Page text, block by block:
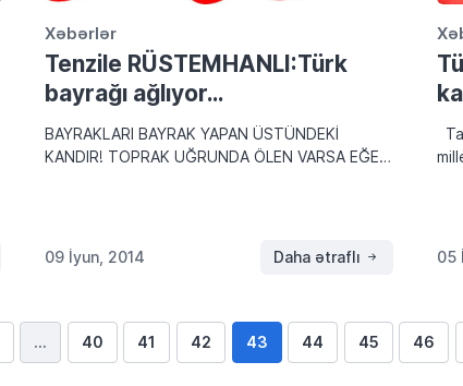
Xəbərlər
Tenzile RÜSTEMHANLI:Türk
bayrağı ağlıyor…
BAYRAKLARI BAYRAK YAPAN ÜSTÜNDEKİ
KANDIR! TOPRAK UĞRUNDA ÖLEN VARSA EĞER,
(Mehmet Akif Ersoy) Bizzat yaşadğım bir […]
09 İyun, 2014 Daha ətraflı
05
… 40 41 42 43 44 45 46